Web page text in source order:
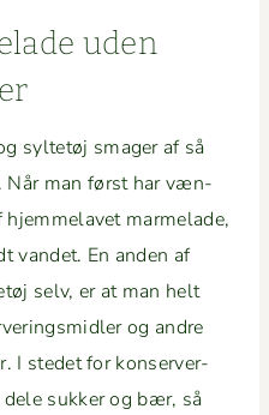
uden
syl­tetøj smager af så
Når man først har væn­
marme­lade,
van­det. En anden af
selv, er at man helt
og andre
I stedet for kon­server­
sukker og bær, så